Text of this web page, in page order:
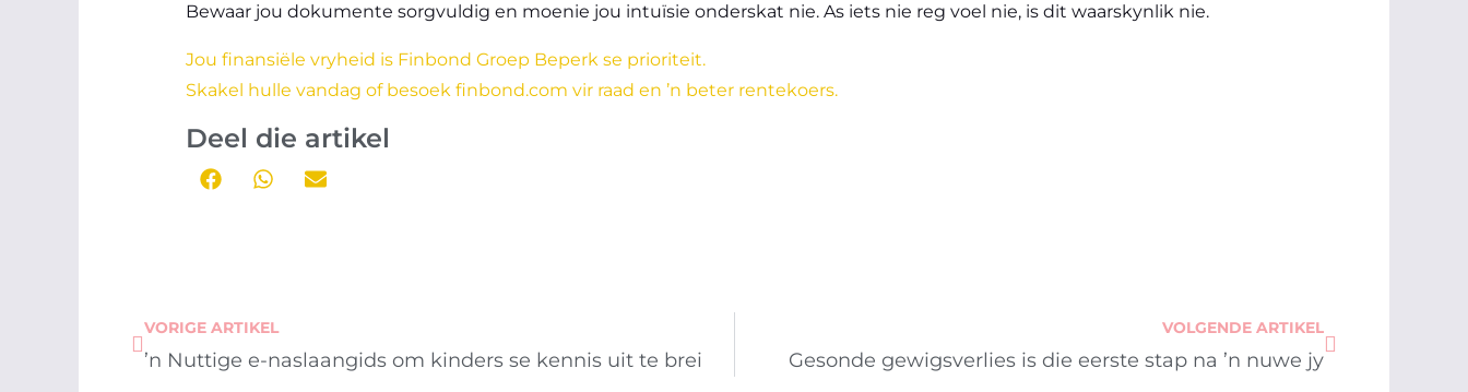
Bewaar jou dokumente sorgvuldig en moenie jou intuïsie onderskat nie. As iets nie reg voel nie, is dit waarskynlik nie.
Jou finansiële vryheid is Finbond Groep Beperk se prioriteit.
Skakel hulle vandag of besoek finbond.com vir raad en ’n beter rentekoers.
Deel die artikel
Prev
VORIGE ARTIKEL
’n Nuttige e-naslaangids om kinders se kennis uit te brei
VOLGENDE ARTIKEL
Gesonde gewigsverlies is die eerste stap na ’n nuwe jy
Next